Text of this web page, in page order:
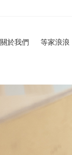
關於我們 等家浪浪